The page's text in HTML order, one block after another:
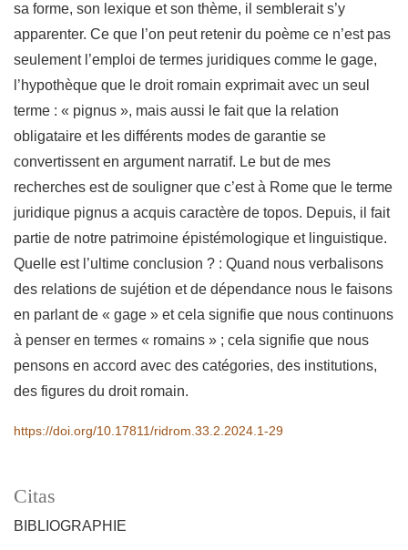
sa forme, son lexique et son thème, il semblerait s’y
apparenter. Ce que l’on peut retenir du poème ce n’est pas
seulement l’emploi de termes juridiques comme le gage,
l’hypothèque que le droit romain exprimait avec un seul
terme : « pignus », mais aussi le fait que la relation
obligataire et les différents modes de garantie se
convertissent en argument narratif. Le but de mes
recherches est de souligner que c’est à Rome que le terme
juridique pignus a acquis caractère de topos. Depuis, il fait
partie de notre patrimoine épistémologique et linguistique.
Quelle est l’ultime conclusion ? : Quand nous verbalisons
des relations de sujétion et de dépendance nous le faisons
en parlant de « gage » et cela signifie que nous continuons
à penser en termes « romains » ; cela signifie que nous
pensons en accord avec des catégories, des institutions,
des figures du droit romain.
https://doi.org/10.17811/ridrom.33.2.2024.1-29
Citas
BIBLIOGRAPHIE